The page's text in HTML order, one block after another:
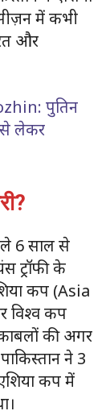
में कभी
और
पुतिन
से लेकर
6 साल से
ट्रॉफी के
कप (Asia
विश्व कप
की अगर
ने 3
कप में